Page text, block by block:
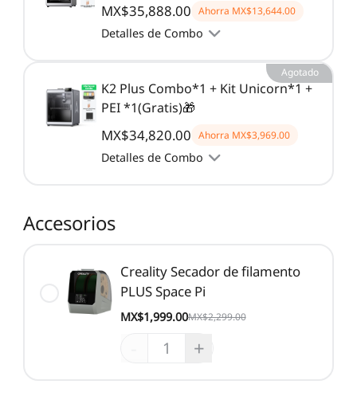
MX$35,888.00 Ahorra MX$13,644.00
Detalles de Combo
K2 Plus Combo*1 + Kit Unicorn*1 +
PEI *1(Gratis)🎁
MX$34,820.00 Ahorra MX$3,969.00
Detalles de Combo
Agotado
Accesorios
Creality Secador de filamento
PLUS Space Pi
MX$2,299.00
MX$1,999.00
+